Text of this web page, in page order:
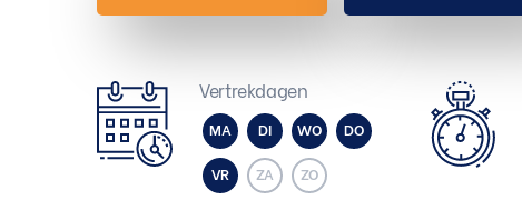
Vertrekdagen
MA DI WO DO
VR ZA ZO